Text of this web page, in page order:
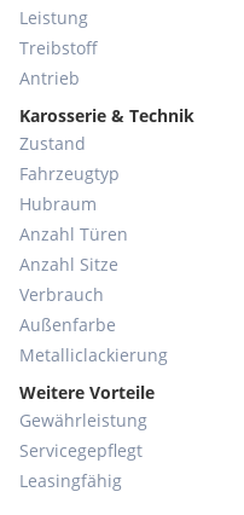
Leistung
Treibstoff
Antrieb
Karosserie & Technik
Zustand
Fahrzeugtyp
Hubraum
Anzahl Türen
Anzahl Sitze
Verbrauch
Außenfarbe
Metallic­lackierung
Weitere Vorteile
Gewährleistung
Servicegepflegt
Leasingfähig